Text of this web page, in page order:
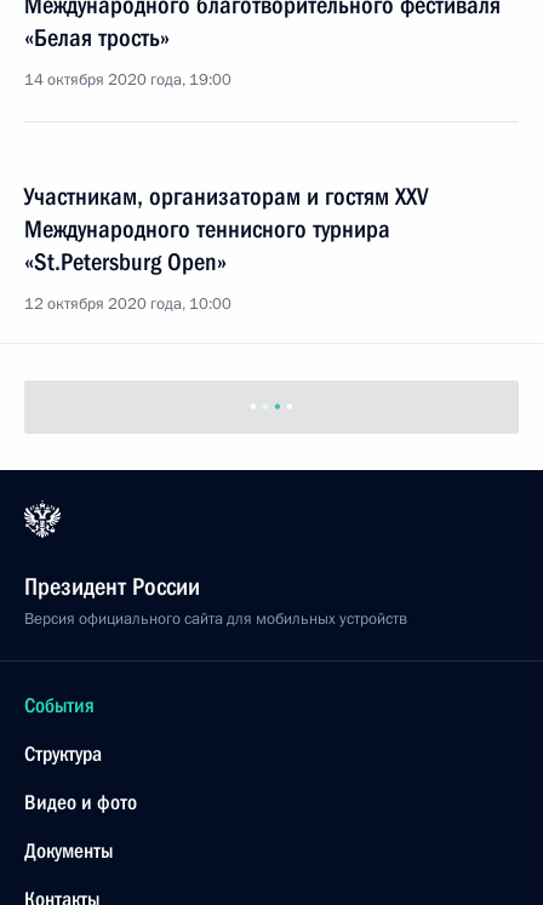
«Белая трость»
14 октября 2020 года, 19:00
Международного теннисного турнира
«St.Petersburg Open»
12 октября 2020 года, 10:00
соревнований (игр) школьников «Президентские
10 октября 2020 года, 10:30
Родным и близким Владимира Долгих
8 октября 2020 года, 12:25